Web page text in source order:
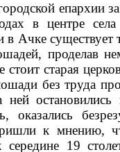
епархии
в центре села
существует
проделав
стоит старая
без труда
оказались
к мнению,
19